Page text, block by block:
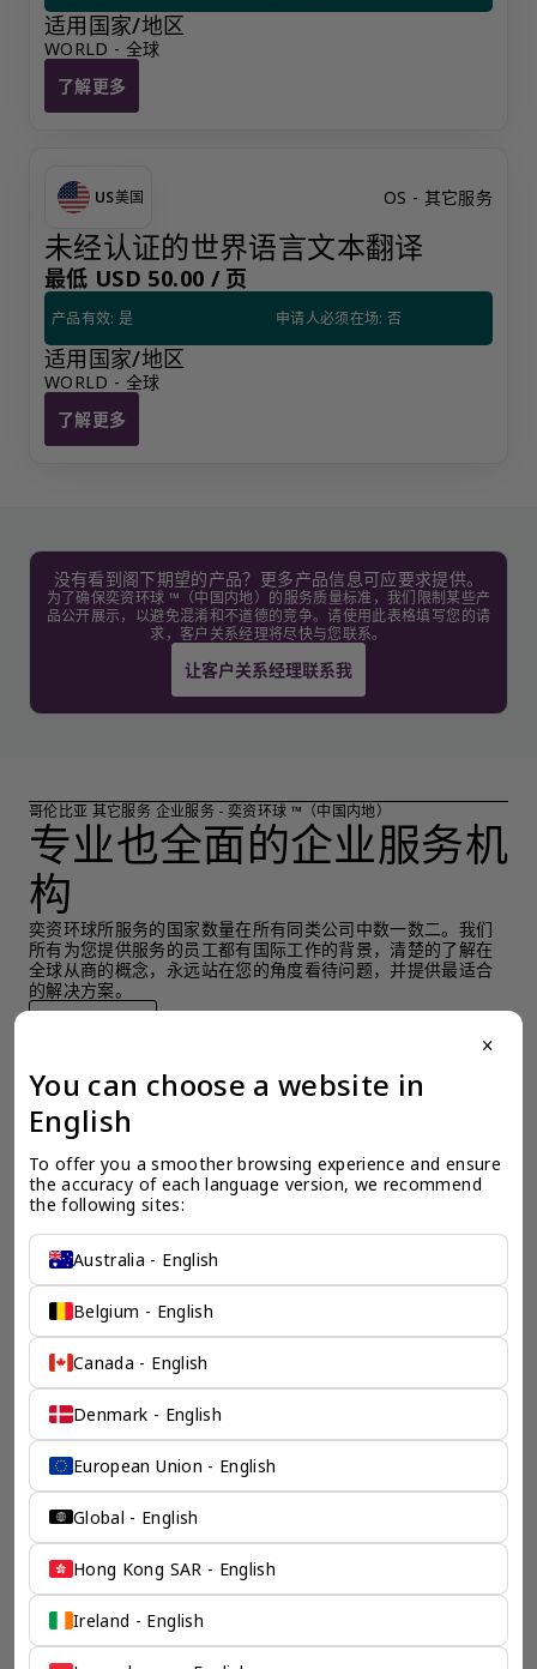
适用国家/地区
WORLD - 全球
了解更多
奕资奇怪服务提供
US美国 OS - 其它服务
未经认证的世界语言文本翻译
最低 USD 50.00 /页
产品有效: 是 申请人必须在场: 否
适用国家/地区
WORLD - 全球
了解更多
未经认证的世界语言文本翻译
没有看到阁下期望的产品？更多产品信息可应要求提供。
为了确保奕资环球 ™（中国内地）的服务质量标准，我们限制某些产
品公开展示，以避免混淆和不道德的竞争。请使用此表格填写您的请
求，客户关系经理将尽快与您联系。
让客户关系经理联系我
哥伦比亚 其它服务 企业服务 - 奕资环球 ™（中国内地）
专业也全面的企业服务机
构
奕资环球所服务的国家数量在所有同类公司中数一数二。我们
所有为您提供服务的员工都有国际工作的背景，清楚的了解在
全球从商的概念，永远站在您的角度看待问题，并提供最适合
的解决方案。
一个全服务咨询公司为您
保驾护航
奕资环球是您值得信赖的海外合作伙伴。我们是香港伦敦奕资
咨询有限公司的零售咨询部门，这是一家总部位于香港的全球
咨询机构，接触世界50个市场，约占全球GDP的72%。
凭借其战略优势，我们可以将客户与全球市场的机遇联系起
来，并为21个行业的客户提供服务。
close
You can choose a website in
English
To offer you a smoother browsing experience and ensure
the accuracy of each language version, we recommend
the following sites:
Australia - English
Belgium - English
Canada - English
Denmark - English
European Union - English
Global - English
Hong Kong SAR - English
Ireland - English